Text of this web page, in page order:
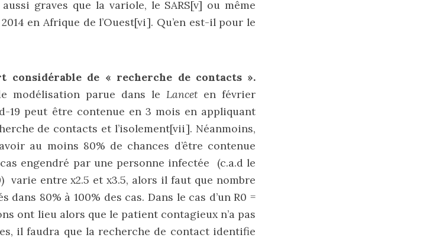
graves que la variole, le SARS[v] ou même
en Afrique de l’Ouest[vi]. Qu’en est-il pour le
considérable de « recherche de contacts ».
modélisation parue dans le Lanceten février
19 peut être contenue en 3 mois en appliquant
de contacts et l’isolement[vii]. Néanmoins,
au moins 80% de chances d’être contenue
engendré par une personne infectée (c.a.d le
entre x2.5 et x3.5, alors il faut que nombre
80% à 100% des cas. Dans le cas d’un R0 =
ont lieu alors que le patient contagieux n’a pas
il faudra que la recherche de contact identifie